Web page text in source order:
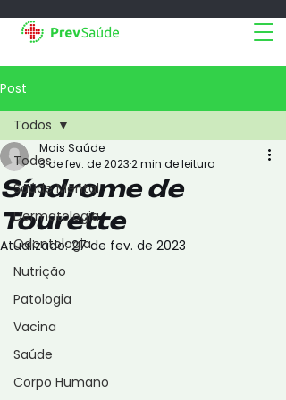
Post
Todos
Saúde Mental
Dermatologia
Odontologia
Nutrição
Patologia
Vacina
Saúde
Corpo Humano
Todos
Síndrome de
Tourette
Mais Saúde
3 de fev. de 20232 min de leitura
Atualizado:27 de fev. de 2023